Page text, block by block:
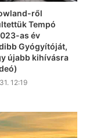
ről
Tempó
as év
Gyógyítóját,
újabb kihívásra
12:19